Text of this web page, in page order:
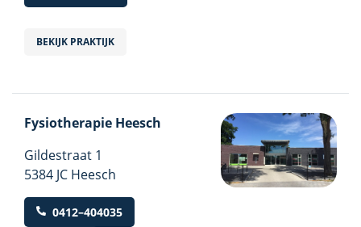
BEKIJK PRAKTIJK
Fysiotherapie Heesch
Gildestraat 1
5384 JC Heesch
0412–404035